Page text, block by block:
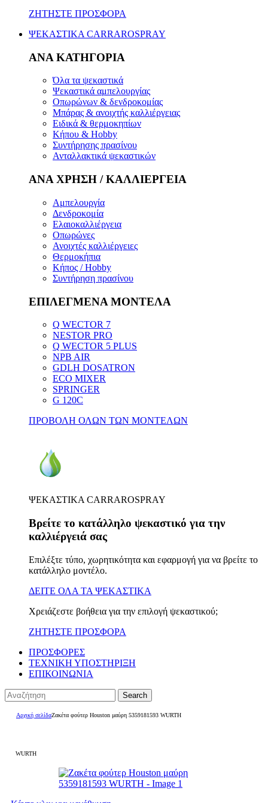
ΖΗΤΗΣΤΕ ΠΡΟΣΦΟΡΑ
ΨΕΚΑΣΤΙΚΑ CARRAROSPRAY
ΑΝΑ ΚΑΤΗΓΟΡΙΑ
Όλα τα ψεκαστικά
Ψεκαστικά αμπελουργίας
Οπωρώνων & δενδροκομίας
Μπάρας & ανοιχτής καλλιέργειας
Ειδικά & θερμοκηπίων
Κήπου & Hobby
Συντήρησης πρασίνου
Ανταλλακτικά ψεκαστικών
ΑΝΑ ΧΡΗΣΗ / ΚΑΛΛΙΕΡΓΕΙΑ
Αμπελουργία
Δενδροκομία
Ελαιοκαλλιέργεια
Οπωρώνες
Ανοιχτές καλλιέργειες
Θερμοκήπια
Κήπος / Hobby
Συντήρηση πρασίνου
ΕΠΙΛΕΓΜΕΝΑ ΜΟΝΤΕΛΑ
Q WECTOR 7
NESTOR PRO
Q WECTOR 5 PLUS
NPB AIR
GDLH DOSATRON
ECO MIXER
SPRINGER
G 120C
ΠΡΟΒΟΛΗ ΟΛΩΝ ΤΩΝ ΜΟΝΤΕΛΩΝ
ΨΕΚΑΣΤΙΚΑ CARRAROSPRAY
Βρείτε το κατάλληλο ψεκαστικό για την
καλλιέργειά σας
Επιλέξτε τύπο, χωρητικότητα και εφαρμογή για να βρείτε το
κατάλληλο μοντέλο.
ΔΕΙΤΕ ΟΛΑ ΤΑ ΨΕΚΑΣΤΙΚΑ
Χρειάζεστε βοήθεια για την επιλογή ψεκαστικού;
ΖΗΤΗΣΤΕ ΠΡΟΣΦΟΡΑ
ΠΡΟΣΦΟΡΕΣ
ΤΕΧΝΙΚΗ ΥΠΟΣΤΗΡΙΞΗ
ΕΠΙΚΟΙΝΩΝΙΑ
Search
Αρχική σελίδαΖακέτα φούτερ Houston μαύρη 5359181593 WURTH
WURTH